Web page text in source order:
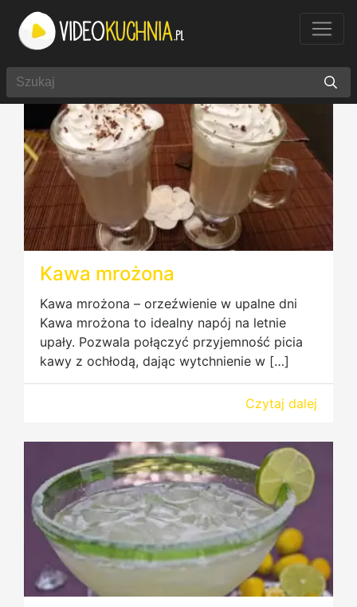
Kawa mrożona
Kawa mrożona – orzeźwienie w upalne dni
Kawa mrożona to idealny napój na letnie
upały. Pozwala połączyć przyjemność picia
kawy z ochłodą, dając wytchnienie w […]
Czytaj dalej